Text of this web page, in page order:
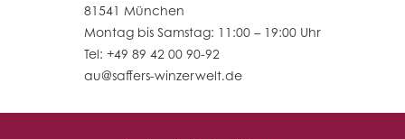
81541 München
Montag bis Samstag: 11:00 – 19:00 Uhr
Tel: +49 89 42 00 90-92
au@saffers-winzerwelt.de